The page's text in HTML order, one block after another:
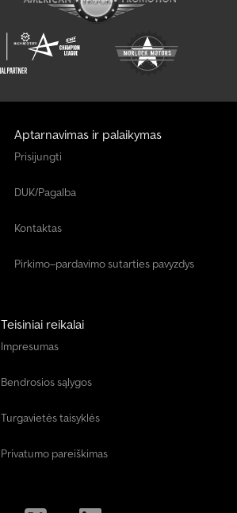
Aptarnavimas ir palaikymas
Prisijungti
DUK/Pagalba
Kontaktas
Pirkimo–pardavimo sutarties pavyzdys
Teisiniai reikalai
Impresumas
Bendrosios sąlygos
Turgavietės taisyklės
Privatumo pareiškimas